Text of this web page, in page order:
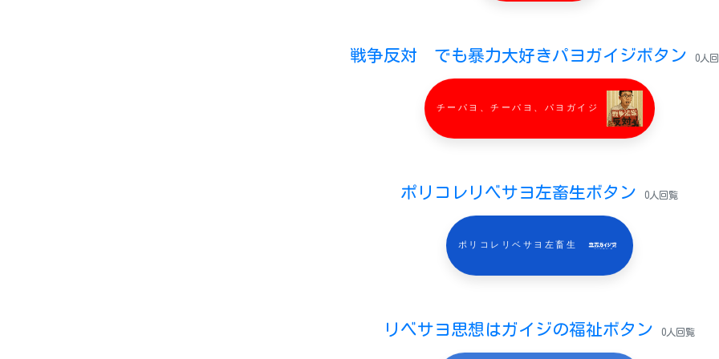
戦争反対 でも暴力大好きパヨガイジボタン 0人
チーパヨ、チーパヨ、パヨガイジ
ポリコレリベサヨ左畜生ボタン 0人回覧
ポリコレリベサヨ左畜生
リベサヨ思想はガイジの福祉ボタン 0人回覧